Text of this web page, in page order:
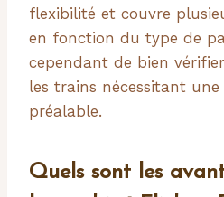
flexibilité et couvre
en fonction du type de
cependant de bien
les trains nécessitant une
préalable.
Quels sont les